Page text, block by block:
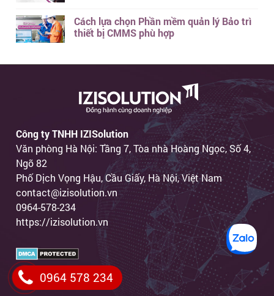
Cách lựa chọn Phần mềm quản lý Bảo trì
thiết bị CMMS phù hợp
Công ty TNHH IZISolution
Văn phòng Hà Nội: Tầng 7, Tòa nhà Hoàng Ngọc, Số 4,
Ngõ 82
Phố Dịch Vọng Hậu, Cầu Giấy, Hà Nội, Việt Nam
contact@izisolution.vn
0964-578-234
https://izisolution.vn
0964 578 234